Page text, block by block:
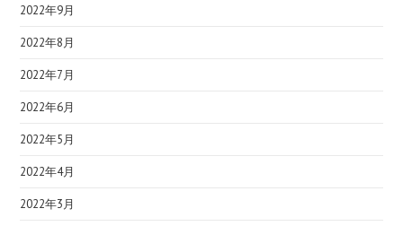
2022年9月
2022年8月
2022年7月
2022年6月
2022年5月
2022年4月
2022年3月